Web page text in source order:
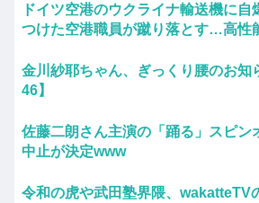
ドイツ空港のウクライナ輸送機に
つけた空港職員が蹴り落とす…高性
金川紗耶ちゃん、ぎっくり腰のお
46】
佐藤二朗さん主演の「踊る」スピン
中止が決定www
令和の虎や武田塾界隈、wakatteTV